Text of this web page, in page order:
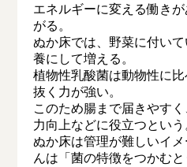
エネルギーに変える働き
がる。
ぬか床では、野菜に付い
養にして増える。
植物性乳酸菌は動物性に
抜く力が強い。
このため腸まで届きやす
力向上などに役立つという
ぬか床は管理が難しいイ
んは「菌の特徴をつかむ